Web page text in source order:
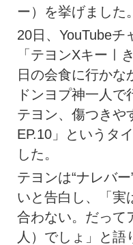
ー）を挙げました。
20日、YouTubeチ
「テヨンXキーㅣ
日の会食に行かな
ドンヨプ神一人
テヨン、傷つきや
EP.10」というタ
した。
テヨンは“ナレバ
いと告白し、「実
合わない。だって
人）でしょ」と語